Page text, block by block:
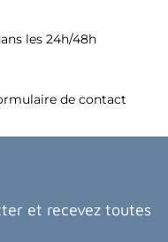
les 24h/48h
de contact
et recevez toutes